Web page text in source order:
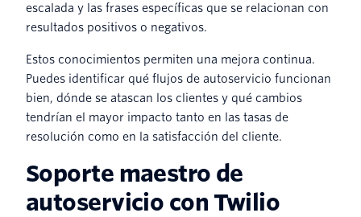
escalada y las frases específicas que se relacionan con
resultados positivos o negativos.
Estos conocimientos permiten una mejora continua.
Puedes identificar qué flujos de autoservicio funcionan
bien, dónde se atascan los clientes y qué cambios
tendrían el mayor impacto tanto en las tasas de
resolución como en la satisfacción del cliente.
Soporte maestro de
autoservicio con Twilio